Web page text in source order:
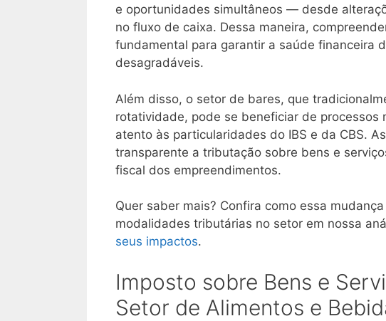
e oportunidades simultâneos — desde
no fluxo de caixa. Dessa maneira,
fundamental para garantir a saúde financeira
desagradáveis.
Além disso, o setor de bares, que
rotatividade, pode se beneficiar de processos
atento às particularidades do IBS e da CBS.
transparente a tributação sobre bens e
fiscal dos empreendimentos.
Quer saber mais? Confira como essa
modalidades tributárias no setor em nossa
seus impactos.
Imposto sobre Bens e
Setor de Alimentos e